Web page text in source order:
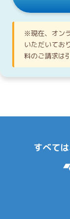
※現在、オン
いただいてお
料のご請求は
すべて